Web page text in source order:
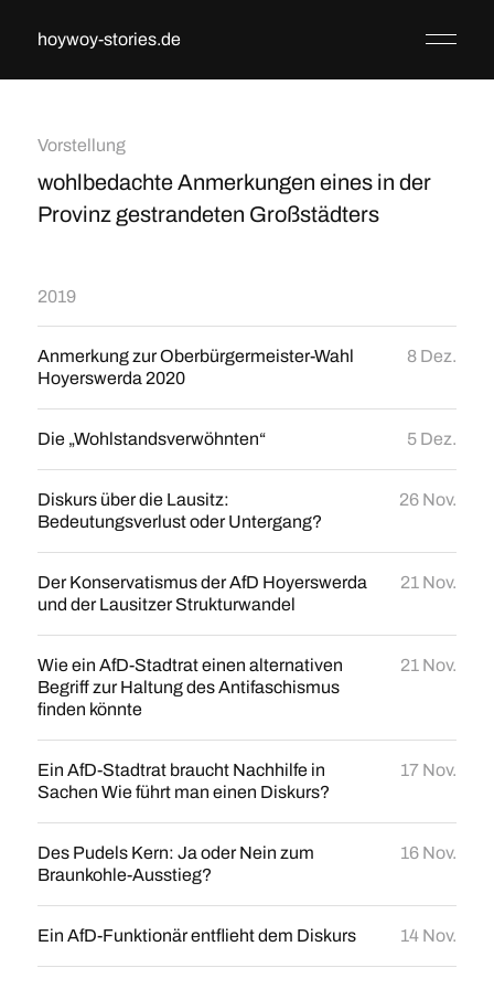
hoywoy-stories.de
Vorstellung
wohlbedachte Anmerkungen eines in der
Provinz gestrandeten Großstädters
2019
Anmerkung zur Oberbürgermeister-Wahl
Hoyerswerda 2020
8 Dez.
Die „Wohlstandsverwöhnten“ 5 Dez.
Diskurs über die Lausitz:
Bedeutungsverlust oder Untergang?
26 Nov.
Der Konservatismus der AfD Hoyerswerda
und der Lausitzer Strukturwandel
21 Nov.
Wie ein AfD-Stadtrat einen alternativen
Begriff zur Haltung des Antifaschismus
finden könnte
21 Nov.
Ein AfD-Stadtrat braucht Nachhilfe in
Sachen Wie führt man einen Diskurs?
17 Nov.
Des Pudels Kern: Ja oder Nein zum
Braunkohle-Ausstieg?
16 Nov.
Ein AfD-Funktionär entflieht dem Diskurs 14 Nov.